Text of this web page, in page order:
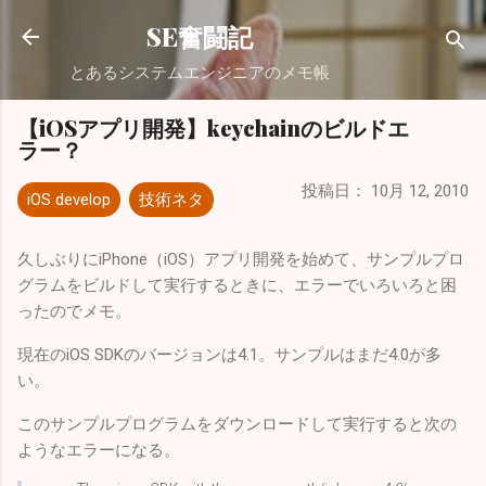
スキップしてメイン コンテンツに移動
SE奮闘記
とあるシステムエンジニアのメモ帳
【iOSアプリ開発】keychainのビルドエ
ラー？
iOS develop 技術ネタ 投稿日： 10月 12, 2010
久しぶりにiPhone（iOS）アプリ開発を始めて、サンプルプロ
グラムをビルドして実行するときに、エラーでいろいろと困
ったのでメモ。
現在のiOS SDKのバージョンは4.1。サンプルはまだ4.0が多
い。
このサンプルプログラムをダウンロードして実行すると次の
ようなエラーになる。